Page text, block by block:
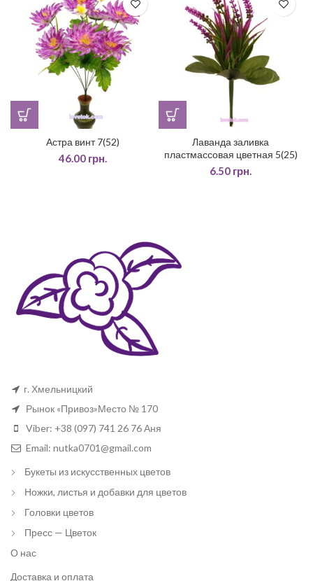
Астра винт 7(52)
46.00 грн.
Лаванда заливка
пластмассовая цветная 5(25)
6.50 грн.
г. Хмельницкий
Рынок «Привоз»Место № 170
Viber: +38 (097) 741 26 76 Аня
Email: nutka0701@gmail.com
Букеты из искусственных цветов
Ножки, листья и добавки для цветов
Головки цветов
Пресс — Цветок
О нас
Доставка и оплата